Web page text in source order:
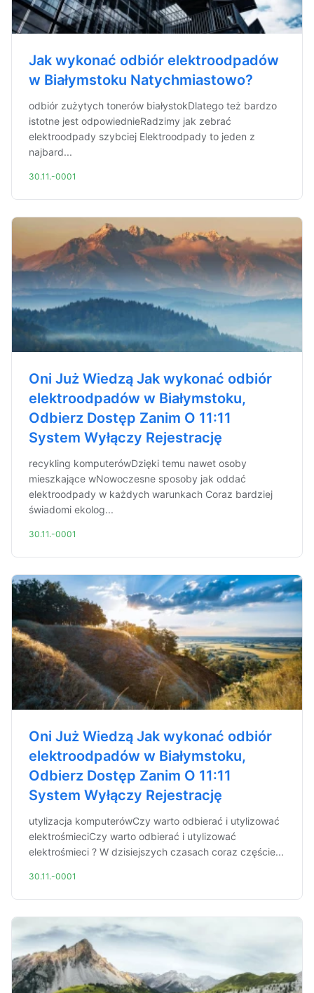
Jak wykonać odbiór elektroodpadów
w Białymstoku Natychmiastowo?
odbiór zużytych tonerów białystokDlatego też bardzo
istotne jest odpowiednieRadzimy jak zebrać
elektroodpady szybciej Elektroodpady to jeden z
najbard...
30.11.-0001
Oni Już Wiedzą Jak wykonać odbiór
elektroodpadów w Białymstoku,
Odbierz Dostęp Zanim O 11:11
System Wyłączy Rejestrację
recykling komputerówDzięki temu nawet osoby
mieszkające wNowoczesne sposoby jak oddać
elektroodpady w każdych warunkach Coraz bardziej
świadomi ekolog...
30.11.-0001
Oni Już Wiedzą Jak wykonać odbiór
elektroodpadów w Białymstoku,
Odbierz Dostęp Zanim O 11:11
System Wyłączy Rejestrację
utylizacja komputerówCzy warto odbierać i utylizować
elektrośmieciCzy warto odbierać i utylizować
elektrośmieci ? W dzisiejszych czasach coraz częście...
30.11.-0001